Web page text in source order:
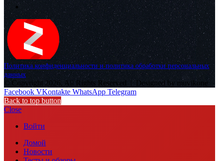
Политика конфиденциальности и политика обработки персональных
данных
© Copyright 2026, All Rights Reserved | Designed by muvikone
Facebook VKontakte WhatsApp Telegram
Back to top button
Close
Войти
Домой
Новости